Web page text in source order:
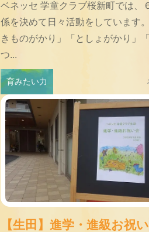
ベネッセ 学童クラブ桜新町では、
係を決めて日々活動をしています
きものがかり」「としょがかり」
つ...
育みたい力
【生田】進学・進級お祝